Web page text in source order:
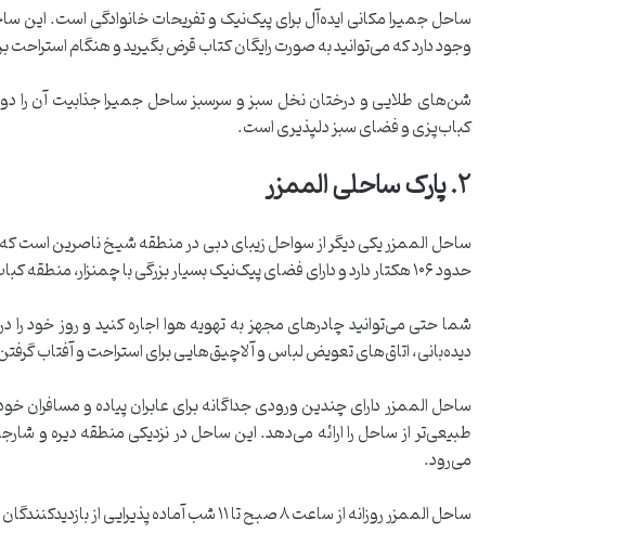
ساحل جمیرا مکانی ایده‌آل برای پیک‌نیک و تفریحات خانوادگی است.
وجود دارد که می‌توانید به صورت رایگان کتاب قرض بگیرید و هنگام
شن‌های طلایی و درختان نخل سبز و سرسبز ساحل جمیرا جذابیت آن را دو
کباب‌پزی و فضای سبز دلپذیری است.
۲.پارک ساحلی الممزر
ساحل الممزر یکی دیگر از سواحل زیبای دبی در منطقه شیخ ناصرین است
حدود ۱۰۶ هکتار دارد و دارای فضای پیک‌نیک بسیار بزرگی با چمنزار، منطقه کباب‌پزی، آمفی‌تئاتر، استخر، زمین بازی کودکان، اجاره دوچرخه و تالاب‌ها و ساحلی سرپوشیده است.
شما حتی می‌توانید چادرهای مجهز به تهویه هوا اجاره کنید و روز خود
دیده‌بانی، اتاق‌های تعویض لباس و آلاچیق‌هایی برای استراحت و آفتاب
ساحل الممزر دارای چندین ورودی جداگانه برای عابران پیاده و
طبیعی‌تر از ساحل را ارائه می‌دهد. این ساحل در نزدیکی منطقه دیره و
می‌رود.
ساحل الممزر روزانه از ساعت ۸ صبح تا ۱۱ شب آماده پذیرایی از بازدیدکنندگان است. به‌طور طبیعی، روزهای دوشنبه و چهارشنبه تنها مختص بانوان و کودکان است!